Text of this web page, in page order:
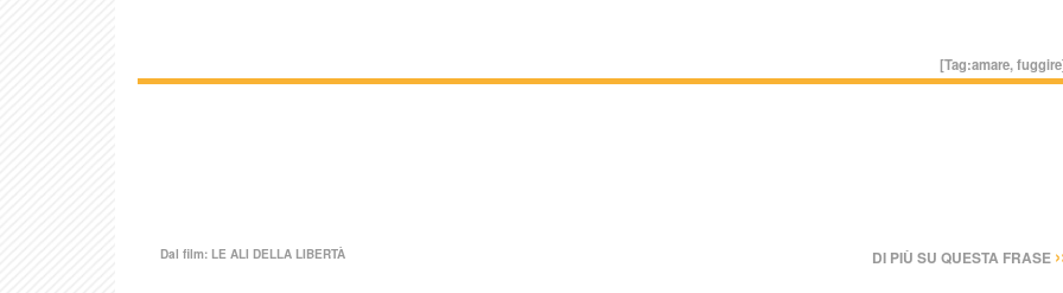
[Tag:amare,fuggire
Dal film: LE ALI DELLA LIBERTÀ DI PIÙ SU QUESTA FRASE